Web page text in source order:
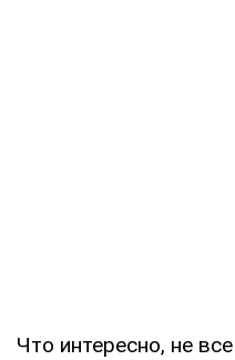
Что интересно, не